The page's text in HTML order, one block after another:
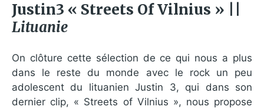
Justin3 « Streets Of Vilnius » ||
Lituanie
On clôture cette sélection de ce qui nous a plus
dans le reste du monde avec le rock un peu
adolescent du lituanien Justin 3, qui dans son
dernier clip, « Streets of Vilnius », nous propose